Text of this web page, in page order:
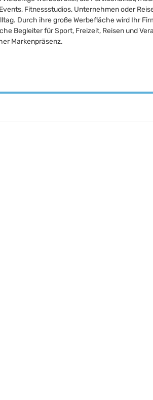
Fitnessstudios, Unternehmen oder
Durch ihre große Werbefläche wird Ihr
Begleiter für Sport, Freizeit, Reisen und
Markenpräsenz.